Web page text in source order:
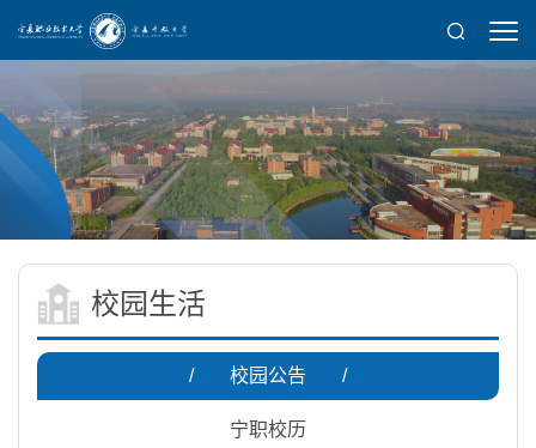
校园生活
/ 校园公告 /
宁职校历